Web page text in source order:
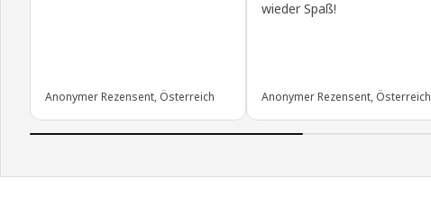
Anonymer Rezensent, Österreich
wieder Spaß!
Anonymer Rezensent, Österreich